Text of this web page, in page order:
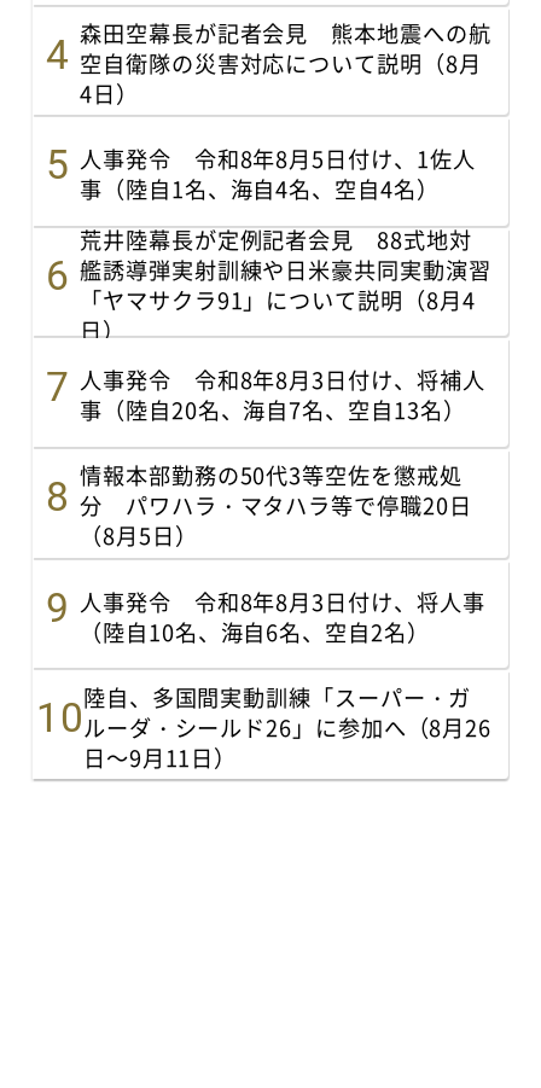
森田空幕長が記者会見 熊本地震への航
空自衛隊の災害対応について説明（8月
4日）
人事発令 令和8年8月5日付け、1佐人
事（陸自1名、海自4名、空自4名）
荒井陸幕長が定例記者会見 88式地対
艦誘導弾実射訓練や日米豪共同実動演習
「ヤマサクラ91」について説明（8月4
日）
人事発令 令和8年8月3日付け、将補人
事（陸自20名、海自7名、空自13名）
情報本部勤務の50代3等空佐を懲戒処
分 パワハラ・マタハラ等で停職20日
（8月5日）
人事発令 令和8年8月3日付け、将人事
（陸自10名、海自6名、空自2名）
陸自、多国間実動訓練「スーパー・ガ
ルーダ・シールド26」に参加へ（8月26
日～9月11日）